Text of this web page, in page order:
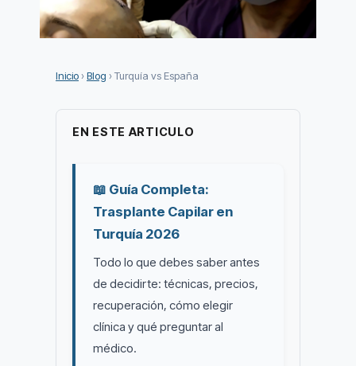
Inicio › Blog › Turquía vs España
EN ESTE ARTICULO
📖 Guía Completa:
Trasplante Capilar en
Turquía 2026
Todo lo que debes saber antes
de decidirte: técnicas, precios,
recuperación, cómo elegir
clínica y qué preguntar al
médico.